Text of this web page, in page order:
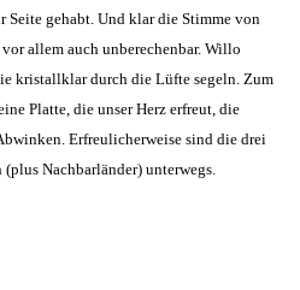
Seite gehabt. Und klar die Stimme von
allem auch unberechenbar. Willo
kristallklar durch die Lüfte segeln. Zum
Platte, die unser Herz erfreut, die
Erfreulicherweise sind die drei
Nachbarländer) unterwegs.